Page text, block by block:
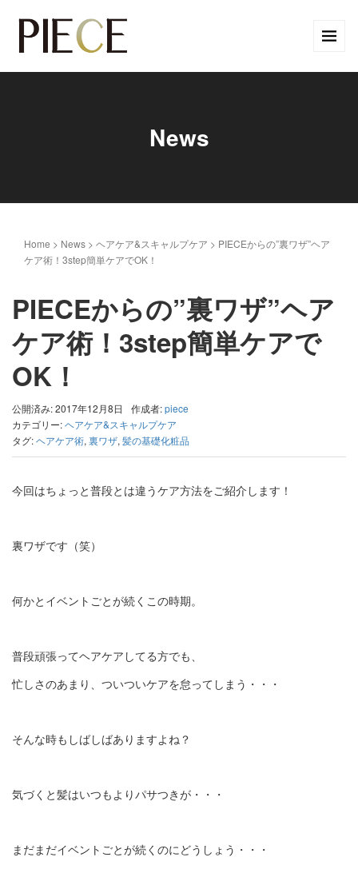
News
Home > News > ヘアケア&スキャルプケア > PIECEからの”裏ワザ”ヘア
ケア術！3step簡単ケアでOK！
PIECEからの”裏ワザ”ヘア
ケア術！3step簡単ケアで
OK！
公開済み: 2017年12月8日 作成者:piece
カテゴリー:ヘアケア&スキャルプケア
タグ:ヘアケア術, 裏ワザ, 髪の基礎化粧品
今回はちょっと普段とは違うケア方法をご紹介します！
裏ワザです（笑）
何かとイベントごとが続くこの時期。
普段頑張ってヘアケアしてる方でも、
忙しさのあまり、ついついケアを怠ってしまう・・・
そんな時もしばしばありますよね？
気づくと髪はいつもよりパサつきが・・・
まだまだイベントごとが続くのにどうしょう・・・